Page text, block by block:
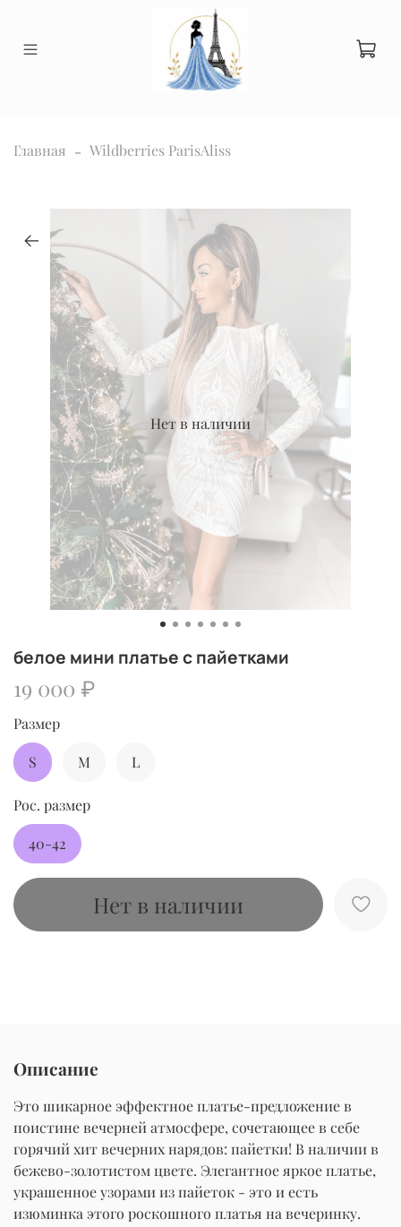
Главная Wildberries ParisAliss
Нет в наличии
белое мини платье с пайетками
19 000 ₽
Нет в наличии
Размер
S M L
Рос. размер
40-42
Описание
Это шикарное эффектное платье-предложение в
поистине вечерней атмосфере, сочетающее в себе
горячий хит вечерних нарядов: пайетки! В наличии в
бежево-золотистом цвете. Элегантное яркое платье,
украшенное узорами из пайеток - это и есть
изюминка этого роскошного платья на вечеринку.